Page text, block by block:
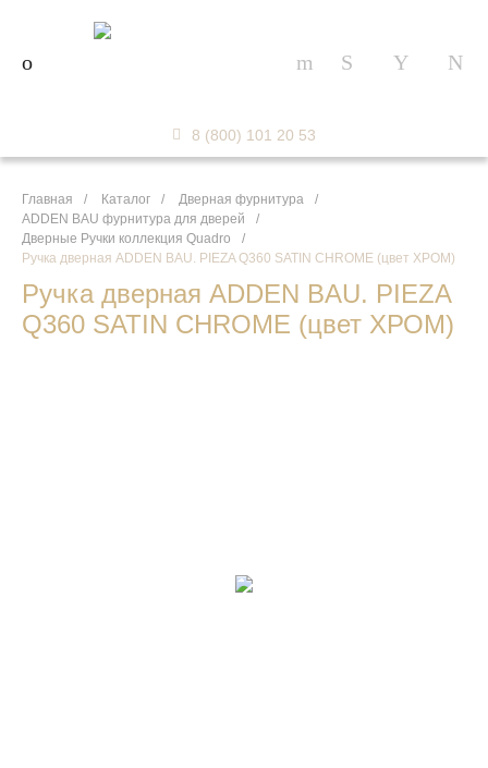
8 (800) 101 20 53
Главная / Каталог / Дверная фурнитура
/
ADDEN BAU фурнитура для дверей
/
Дверные Ручки коллекция Quadro
/
Ручка дверная ADDEN BAU. PIEZA Q360 SATIN CHROME (цвет ХРОМ)
Ручка дверная ADDEN BAU. PIEZA
Q360 SATIN CHROME (цвет ХРОМ)